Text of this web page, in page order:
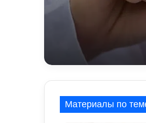
лікарів
Материалы по